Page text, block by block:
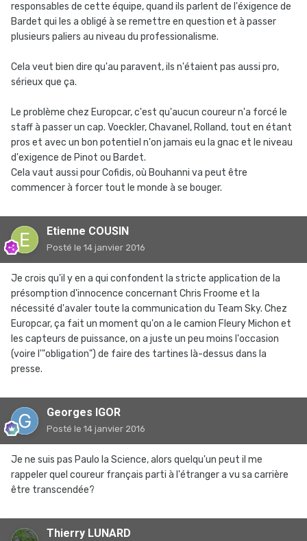
responsables de cette équipe, quand ils parlent de l'éxigence de
Bardet qui les a obligé à se remettre en question et à passer
plusieurs paliers au niveau du professionalisme.
Cela veut bien dire qu'au paravent, ils n'étaient pas aussi pro,
sérieux que ça.
Le problème chez Europcar, c'est qu'aucun coureur n'a forcé le
staff à passer un cap. Voeckler, Chavanel, Rolland, tout en étant
pros et avec un bon potentiel n'on jamais eu la gnac et le niveau
d'exigence de Pinot ou Bardet.
Cela vaut aussi pour Cofidis, où Bouhanni va peut être
commencer à forcer tout le monde à se bouger.
Etienne COUSIN
Posté le 14 janvier 2016
Je crois qu'il y en a qui confondent la stricte application de la
présomption d'innocence concernant Chris Froome et la
nécessité d'avaler toute la communication du Team Sky. Chez
Europcar, ça fait un moment qu'on a le camion Fleury Michon et
les capteurs de puissance, on a juste un peu moins l'occasion
(voire l'"obligation") de faire des tartines là-dessus dans la
presse.
Georges IGOR
Posté le 14 janvier 2016
Je ne suis pas Paulo la Science, alors quelqu'un peut il me
rappeler quel coureur français parti à l'étranger a vu sa carrière
être transcendée?
Thierry LUNARD